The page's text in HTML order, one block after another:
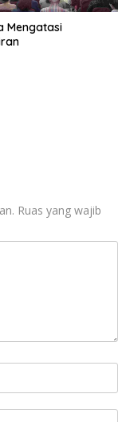
Mengatasi
Ruas yang wajib